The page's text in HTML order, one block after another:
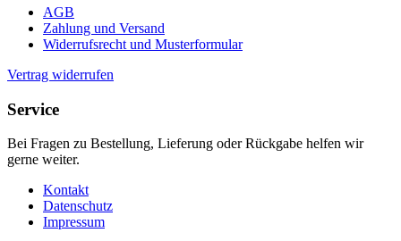
AGB
Zahlung und Versand
Widerrufsrecht und Musterformular
Vertrag widerrufen
Service
Bei Fragen zu Bestellung, Lieferung oder Rückgabe helfen wir
gerne weiter.
Kontakt
Datenschutz
Impressum